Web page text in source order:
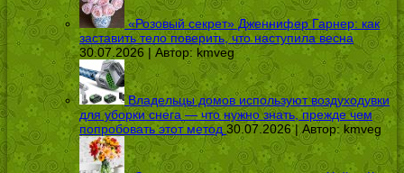
«Розовый секрет» Дженнифер Гарнер: как
заставить тело поверить, что наступила весна
30.07.2026 | Автор: kmveg
Владельцы домов используют воздуходувки
для уборки снега — что нужно знать, прежде чем
попробовать этот метод 30.07.2026 | Автор:kmveg